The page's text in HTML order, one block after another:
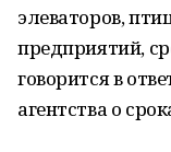
элеваторов,
предприятий,
говорится в
агентства о